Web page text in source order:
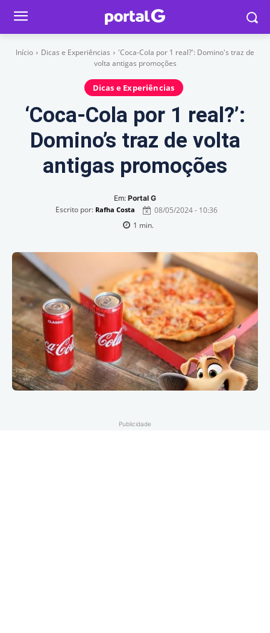
Início Dicas e Experiências
'Coca-Cola por 1 real?': Domino's traz de
volta antigas promoções
Dicas e Experiências
‘Coca-Cola por 1 real?’:
Domino’s traz de volta
antigas promoções
Em: Portal G
Escrito por: Rafha Costa
08/05/2024 - 10:36
1 min.
Publicidade